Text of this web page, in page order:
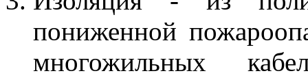
пониженной
многожильных